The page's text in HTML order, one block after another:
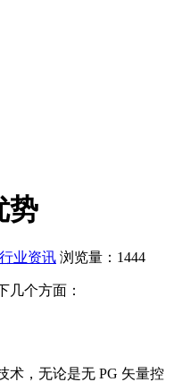
势
行业资讯 浏览量：1444
几个方面：
术，无论是无 PG 矢量控